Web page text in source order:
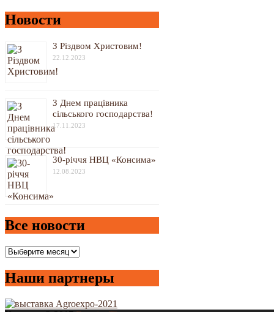
Новости
З Різдвом Христовим!
22.12.2023
З Днем працівника
сільського господарства!
17.11.2023
30-річчя НВЦ «Консима»
12.08.2023
Все новости
Все
Наши партнеры